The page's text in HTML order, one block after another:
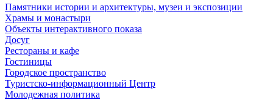
Памятники истории и архитектуры, музеи и экспозиции
Храмы и монастыри
Объекты интерактивного показа
Досуг
Рестораны и кафе
Гостиницы
Городское пространство
Туристско-информационный Центр
Молодежная политика